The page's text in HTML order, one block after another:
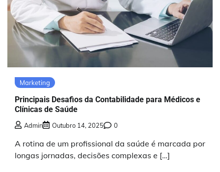
Marketing
Principais Desafios da Contabilidade para Médicos e
Clínicas de Saúde
Admin Outubro 14, 2025 0
A rotina de um profissional da saúde é marcada por
longas jornadas, decisões complexas e […]